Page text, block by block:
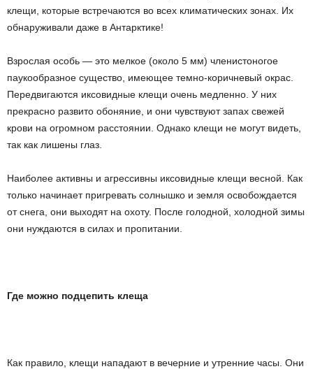
клещи, которые встречаются во всех климатических зонах. Их
обнаруживали даже в Антарктике!
Взрослая особь — это мелкое (около 5 мм) членистоногое
паукообразное существо, имеющее темно-коричневый окрас.
Передвигаются иксовидные клещи очень медленно. У них
прекрасно развито обоняние, и они чувствуют запах свежей
крови на огромном расстоянии. Однако клещи не могут видеть,
так как лишены глаз.
Наиболее активны и агрессивны иксовидные клещи весной. Как
только начинает пригревать солнышко и земля освобождается
от снега, они выходят на охоту. После голодной, холодной зимы
они нуждаются в силах и пропитании.
Где можно подцепить клеща
Как правило, клещи нападают в вечерние и утренние часы. Они